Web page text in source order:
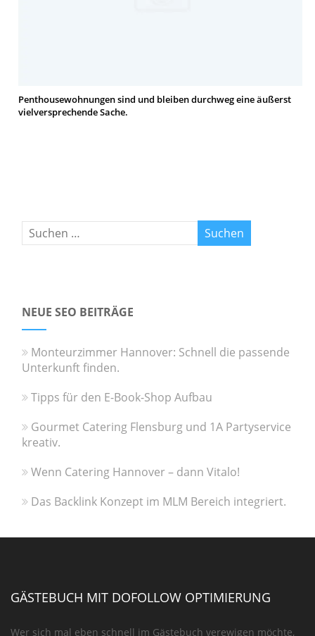
Penthousewohnungen sind und bleiben durchweg eine äußerst
vielversprechende Sache.
NEUE SEO BEITRÄGE
Monteurzimmer Hannover: Schnell die passende
Unterkunft finden.
Tipps für den E-Book-Shop Aufbau
Gourmet Catering Flensburg und 1A Partyservice
kreativ.
Wenn Catering Hannover – dann Vitalo!
Das Backlink Konzept im MLM Bereich integriert.
GÄSTEBUCH MIT DOFOLLOW OPTIMIERUNG
Wer sich mal eben schnell im Gästebuch verewigen möchte,